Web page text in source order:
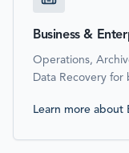
Business &
Operations,
Data Recovery for
Learn more about